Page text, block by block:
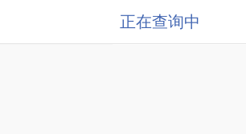
正在查询中